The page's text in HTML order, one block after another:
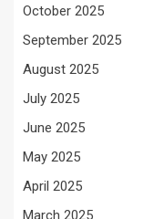
October 2025
September 2025
August 2025
July 2025
June 2025
May 2025
April 2025
March 2025